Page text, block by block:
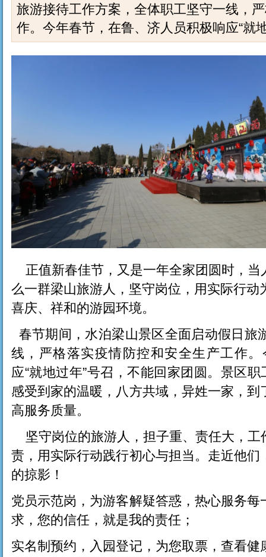
旅游接待工作方案，全体职工坚守一线，
作。今年春节，在鲁、济人员积极响应“就
正值新春佳节，又是一年全家团圆时，当
么一群梁山旅游人，坚守岗位，用实际行
喜庆、祥和的游园环境。
春节期间，水泊梁山景区全面启动假日旅
线，严格落实疫情防控和安全生产工作
应“就地过年”号召，不能回家团圆。景区
感受到家的温暖，八方共域，异姓一家，
高服务质量。
坚守岗位的旅游人，担子重、责任大，工
责，用实际行动践行初心与担当。走近他
的掠影！
党员示范岗，为游客解疑答惑，热心服务
求，您的信任，就是我的责任；
实名制预约，入园登记，为您取票，查看